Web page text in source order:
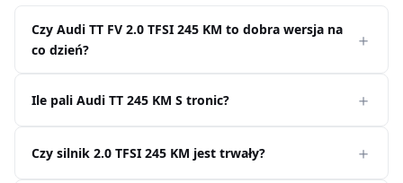
Czy Audi TT FV 2.0 TFSI 245 KM to dobra wersja na
co dzień?
Ile pali Audi TT 245 KM S tronic?
Czy silnik 2.0 TFSI 245 KM jest trwały?